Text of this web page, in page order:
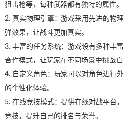
狙击枪等，每种武器都有独特的属性。
2. 真实物理引擎：游戏采用先进的物
弹效果，让战斗更加真实。
3. 丰富的任务系统：游戏设有多种丰
合作模式，让玩家在不同场景中挑战自
4. 自定义角色：玩家可以对角色进行
的个性化体验。
5. 在线竞技模式：提供在线对战平台
竞技，提升自己的排名与荣誉。